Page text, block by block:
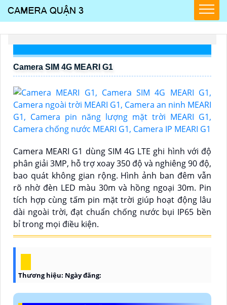
Camera SIM 4G MEARI G1
Camera MEARI G1 dùng SIM 4G LTE ghi hình với độ
phân giải 3MP, hỗ trợ xoay 350 độ và nghiêng 90 độ,
bao quát không gian rộng. Hình ảnh ban đêm vẫn
rõ nhờ đèn LED màu 30m và hồng ngoại 30m. Pin
tích hợp cùng tấm pin mặt trời giúp hoạt động lâu
dài ngoài trời, đạt chuẩn chống nước bụi IP65 bền
bỉ trong mọi điều kiện.
Thương hiệu: Ngày đăng: